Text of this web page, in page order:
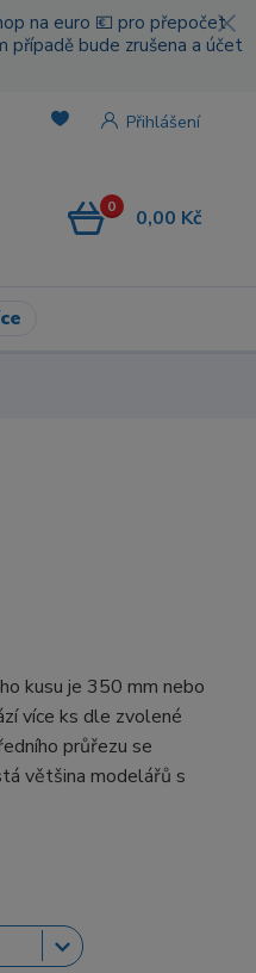
na euro 💶 pro přepočet
případě bude zrušena a účet
Přihlášení
0 0,00 Kč
kusu je 350 mm nebo
více ks dle zvolené
průřezu se
většina modelářů s